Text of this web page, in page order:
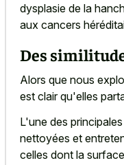
dysplasie de la
aux cancers
Des
Alors que nous
est clair qu'elles
L'une des
nettoyées et
celles dont la